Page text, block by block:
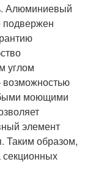
Алюминиевый
углом
возможностью
моющими
элемент
Таким образом,